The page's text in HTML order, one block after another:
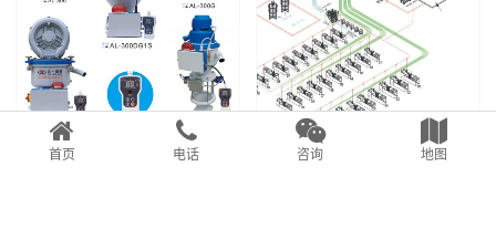
独立式真空吸料机 中央供料系统
首页 电话 咨询 地图